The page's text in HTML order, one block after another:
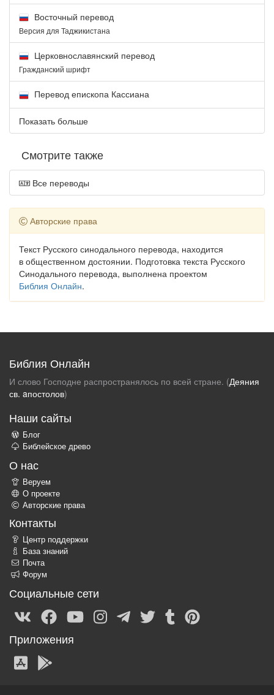
Восточный перевод
Версия для Таджикистана
Церковнославянский перевод
Гражданский шрифт
Перевод епископа Кассиана
Показать больше
Смотрите также
Все переводы
Авторские права
Текст Русского синодального перевода, находится
в общественном достоянии. Подготовка текста Русского
Синодального перевода, выполнена проектом
Библия Онлайн.
Библия Онлайн
И слово Господне распространялось по всей стране. (Деяния
св. aпостолов)
Наши сайты
Блог
Библейское древо
О нас
Веруем
О проекте
Авторские права
Контакты
Центр поддержки
База знаний
Почта
Форум
Социальные сети
Приложения